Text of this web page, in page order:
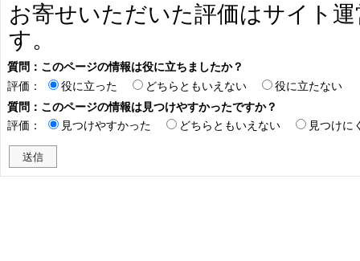
お寄せいただいた評価はサイト
す。
質問：このページの情報は役に立ちましたか？
評価：
役に立った どちらともいえない
役に立たない
質問：このページの情報は見つけやすかったですか？
評価：
見つけやすかった どちらともいえない 見つけに